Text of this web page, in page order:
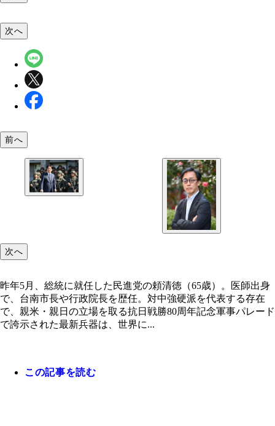
昨年5月、総統に就任した民進党の頼清徳（65歳）
出身で、台南市長や行政院長を歴任。対中強硬派
する存在で、親米・親日の立場を取る
次へ
前へ
次へ
昨年5月、総統に就任した民進党の頼清徳（65歳）。医師出身
で、台南市長や行政院長を歴任。対中強硬派を代表する存在
で、親米・親日の立場を取る抗日戦勝80周年記念軍事パレード
で誇示された最新兵器は、世界に...
この記事を読む